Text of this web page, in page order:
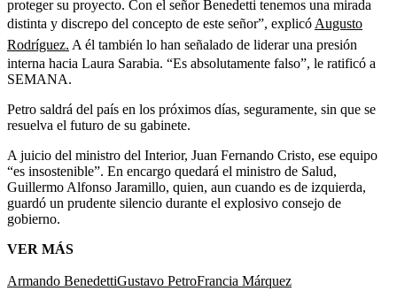
proteger su proyecto. Con el señor Benedetti tenemos una mirada
distinta y discrepo del concepto de este señor”, explicó Augusto
Rodríguez. A él también lo han señalado de liderar una presión
interna hacia Laura Sarabia. “Es absolutamente falso”, le ratificó a
SEMANA.
Petro saldrá del país en los próximos días, seguramente, sin que se
resuelva el futuro de su gabinete.
A juicio del ministro del Interior, Juan Fernando Cristo, ese equipo
“es insostenible”. En encargo quedará el ministro de Salud,
Guillermo Alfonso Jaramillo, quien, aun cuando es de izquierda,
guardó un prudente silencio durante el explosivo consejo de
gobierno.
VER MÁS
Armando BenedettiGustavo PetroFrancia Márquez